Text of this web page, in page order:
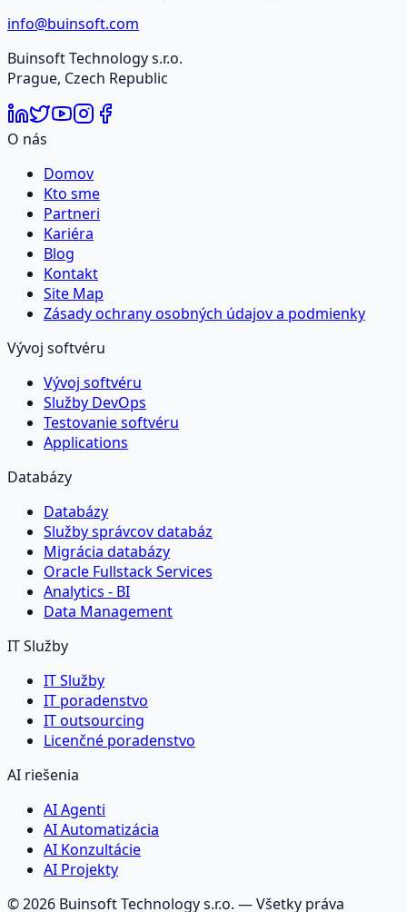
info@buinsoft.com
Buinsoft Technology s.r.o.
Prague, Czech Republic
O nás
Domov
Kto sme
Partneri
Kariéra
Blog
Kontakt
Site Map
Zásady ochrany osobných údajov a podmienky
Vývoj softvéru
Vývoj softvéru
Služby DevOps
Testovanie softvéru
Applications
Databázy
Databázy
Služby správcov databáz
Migrácia databázy
Oracle Fullstack Services
Analytics - BI
Data Management
IT Služby
IT Služby
IT poradenstvo
IT outsourcing
Licenčné poradenstvo
AI riešenia
AI Agenti
AI Automatizácia
AI Konzultácie
AI Projekty
©2026 Buinsoft Technology s.r.o. — Všetky práva